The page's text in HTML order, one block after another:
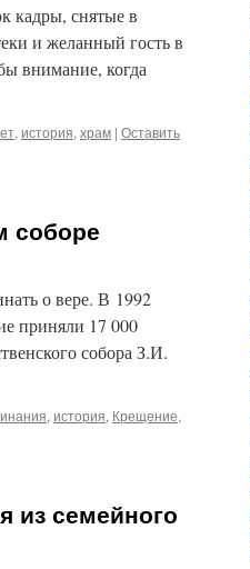
кадры, снятые в
и желанный гость в
внимание, когда
, история, храм | Оставить
соборе
о вере. В 1992
приняли 17 000
собора З.И.
, история, Крещение,
из семейного